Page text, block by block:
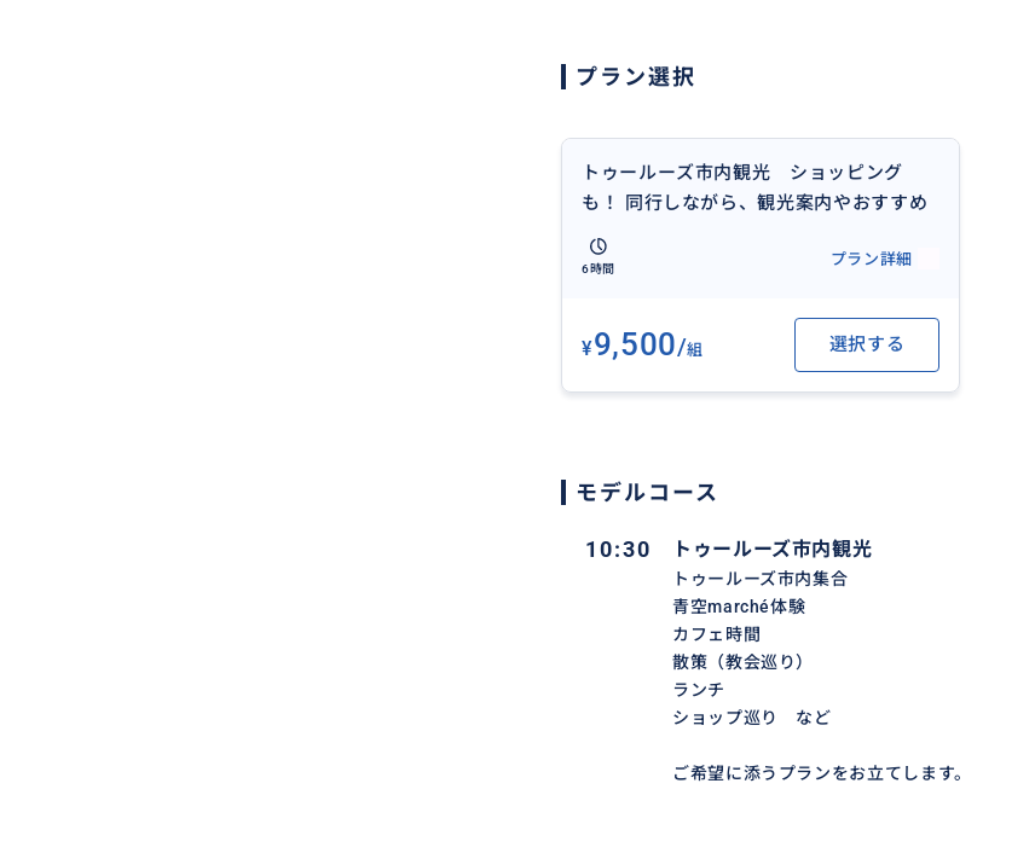
プラン選択
トゥールーズ市内観光 ショッピング
も！ 同行しながら、観光案内やおすすめ
スポットをご紹介。
6時間
プラン詳細
¥9,500/組 選択する
モデルコース
10:30 トゥールーズ市内観光
トゥールーズ市内集合
青空marché体験
カフェ時間
散策（教会巡り）
ランチ
ショップ巡り など
ご希望に添うプランをお立てします。